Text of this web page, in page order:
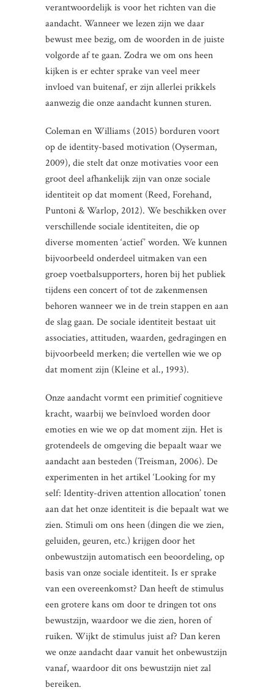
verantwoordelijk is voor het richten van die
aandacht. Wanneer we lezen zijn we daar
bewust mee bezig, om de woorden in de juiste
volgorde af te gaan. Zodra we om ons heen
kijken is er echter sprake van veel meer
invloed van buitenaf, er zijn allerlei prikkels
aanwezig die onze aandacht kunnen sturen.
Coleman en Williams (2015) borduren voort
op de identity-based motivation (Oyserman,
2009), die stelt dat onze motivaties voor een
groot deel afhankelijk zijn van onze sociale
identiteit op dat moment (Reed, Forehand,
Puntoni & Warlop, 2012). We beschikken over
verschillende sociale identiteiten, die op
diverse momenten ‘actief’ worden. We kunnen
bijvoorbeeld onderdeel uitmaken van een
groep voetbalsupporters, horen bij het publiek
tijdens een concert of tot de zakenmensen
behoren wanneer we in de trein stappen en aan
de slag gaan. De sociale identiteit bestaat uit
associaties, attituden, waarden, gedragingen en
bijvoorbeeld merken; die vertellen wie we op
dat moment zijn (Kleine et al., 1993).
Onze aandacht vormt een primitief cognitieve
kracht, waarbij we beïnvloed worden door
emoties en wie we op dat moment zijn. Het is
grotendeels de omgeving die bepaalt waar we
aandacht aan besteden (Treisman, 2006). De
experimenten in het artikel ‘Looking for my
self: Identity-driven attention allocation’ tonen
aan dat het onze identiteit is die bepaalt wat we
zien. Stimuli om ons heen (dingen die we zien,
geluiden, geuren, etc.) krijgen door het
onbewustzijn automatisch een beoordeling, op
basis van onze sociale identiteit. Is er sprake
van een overeenkomst? Dan heeft de stimulus
een grotere kans om door te dringen tot ons
bewustzijn, waardoor we die zien, horen of
ruiken. Wijkt de stimulus juist af? Dan keren
we onze aandacht daar vanuit het onbewustzijn
vanaf, waardoor dit ons bewustzijn niet zal
bereiken.